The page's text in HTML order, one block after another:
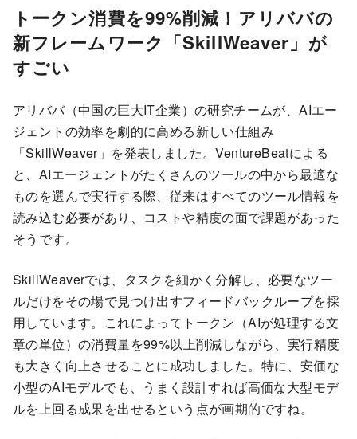
トークン消費を99%削減！アリババの
新フレームワーク「SkillWeaver」が
すごい
アリババ（中国の巨大IT企業）の研究チームが、AIエー
ジェントの効率を劇的に高める新しい仕組み
「SkillWeaver」を発表しました。VentureBeatによる
と、AIエージェントがたくさんのツールの中から最適な
ものを選んで実行する際、従来はすべてのツール情報を
読み込む必要があり、コストや精度の面で課題があった
そうです。
SkillWeaverでは、タスクを細かく分解し、必要なツー
ルだけをその場で見つけ出すフィードバックループを採
用しています。これによってトークン（AIが処理する文
章の単位）の消費量を99%以上削減しながら、実行精度
も大きく向上させることに成功しました。特に、安価な
小型のAIモデルでも、うまく設計すれば高価な大型モデ
ルを上回る成果を出せるという点が画期的ですね。